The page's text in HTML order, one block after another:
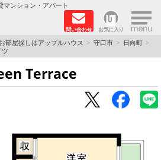
マンション・アパート
問い合わせ お気に入り ×
部屋探しはアップルハウス 守口市
日向町
Terrace